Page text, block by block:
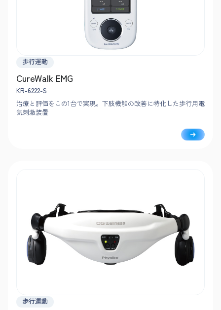
歩行運動
CureWalk EMG
KR-6222-S
治療と評価をこの1台で実現。下肢機能の改善に特化した歩行用電
気刺激装置
歩行運動